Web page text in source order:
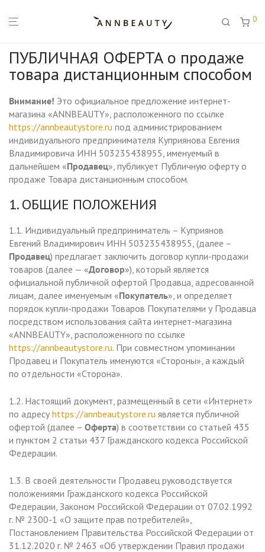
0
ПУБЛИЧНАЯ ОФЕРТА о продаже
товара дистанционным способом
Внимание! Это официальное предложение интернет-
магазина «ANNBEAUTY», расположенного по ссылке
https://annbeautystore.ru под администрированием
индивидуального предпринимателя Куприянова Евгения
Владимировича ИНН 503235438955, именуемый в
дальнейшем «Продавец», публикует Публичную оферту о
продаже Товара дистанционным способом.
1. ОБЩИЕ ПОЛОЖЕНИЯ
1.1. Индивидуальный предприниматель – Куприянов
Евгений Владимирович ИНН 503235438955, (далее –
Продавец) предлагает заключить договор купли-продажи
товаров (далее — «Договор»), который является
официальной публичной офертой Продавца, адресованной
лицам, далее именуемым «Покупатель», и определяет
порядок купли-продажи Товаров Покупателями у Продавца
посредством использования сайта интернет-магазина
«ANNBEAUTY», расположенного по ссылке
https://annbeautystore.ru. При совместном упоминании
Продавец и Покупатель именуются «Стороны», а каждый
по отдельности «Сторона».
1.2. Настоящий документ, размещенный в сети «Интернет»
по адресу https://annbeautystore.ru является публичной
офертой (далее – Оферта) в соответствии со статьей 435
и пунктом 2 статьи 437 Гражданского кодекса Российской
Федерации.
1.3. В своей деятельности Продавец руководствуется
положениями Гражданского кодекса Российской
Федерации, Законом Российской Федерации от 07.02.1992
г. № 2300-1 «О защите прав потребителей»,
Постановлением Правительства Российской Федерации от
31.12.2020 г. № 2463 «Об утверждении Правил продажи